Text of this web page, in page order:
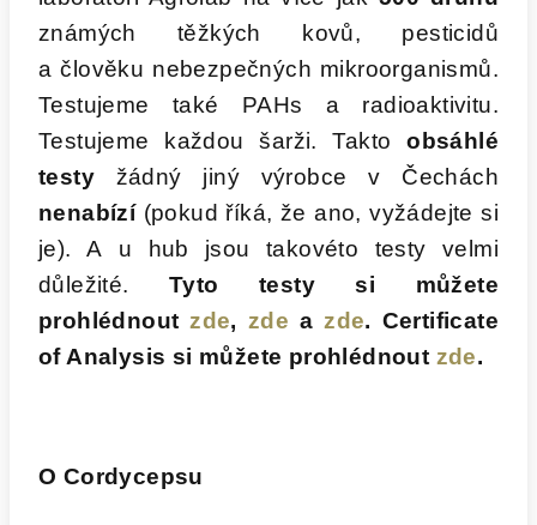
známých těžkých kovů, pesticidů
a člověku nebezpečných mikroorganismů.
Testujeme také PAHs a radioaktivitu.
Testujeme každou šarži. Taktoobsáhlé
testy žádný jiný výrobce v Čechách
nenabízí(pokud říká, že ano, vyžádejte si
je). A u hub jsou takovéto testy velmi
důležité. Tyto testy si můžete
prohlédnoutzde, zde azde. Certificate
of Analysis si můžete prohlédnout zde.
O Cordycepsu